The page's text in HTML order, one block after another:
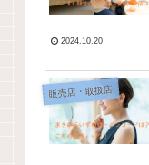
2024.10.20
販売店・取扱店